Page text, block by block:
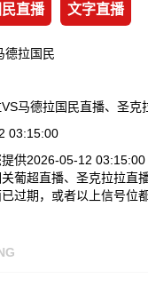
直播 文字直播
德拉国民
VS马德拉国民直播、圣
03:15:00
提供2026-05-12
葡超直播、圣克拉拉直
过期，或者以上信号位